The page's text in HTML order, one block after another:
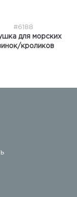
#6188
для морских
кроликов